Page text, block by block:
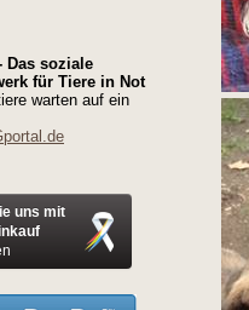
Das soziale
für Tiere in Not
warten auf ein
uns mit